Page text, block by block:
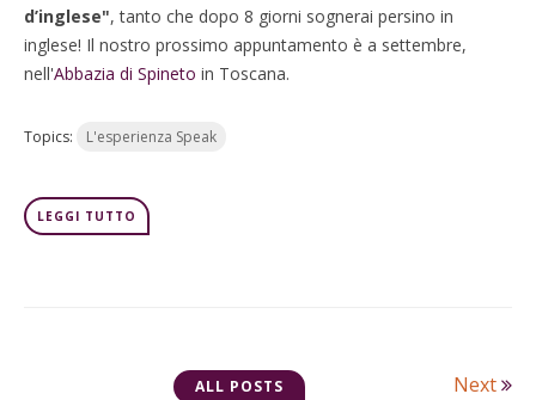
d’inglese", tanto che dopo 8 giorni sognerai persino in
inglese! Il nostro prossimo appuntamento è a settembre,
nell'Abbazia di Spineto in Toscana.
Topics: L'esperienza Speak
LEGGI TUTTO
ALL POSTS Next